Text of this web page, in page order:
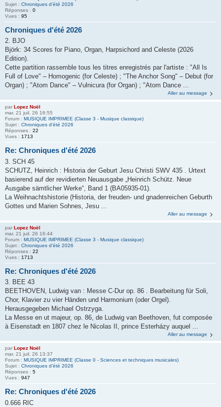
Sujet : Chroniques d'été 2026
Réponses : 0
Vues : 95
Chroniques d'été 2026
2. BJO
Björk: 34 Scores for Piano, Organ, Harpsichord and Celeste (2026
Edition).
Cette partition rassemble tous les titres enregistrés par l'artiste : "All Is
Full of Love" – Homogenic (for Celeste) ; "The Anchor Song" – Debut (for
Organ) ; "Atom Dance" – Vulnicura (for Organ) ; "Atom Dance ...
Aller au message
par Lopez Noël
mar. 21 juil. 26 16:55
Forum : MUSIQUE IMPRIMEE (Classe 3 - Musique classique)
Sujet : Chroniques d'été 2026
Réponses : 22
Vues : 1713
Re: Chroniques d'été 2026
3. SCH 45
SCHUTZ, Heinrich : Historia der Geburt Jesu Christi SWV 435 . Urtext
basierend auf der revidierten Neuausgabe „Heinrich Schütz. Neue
Ausgabe sämtlicher Werke“, Band 1 (BA05935-01).
La Weihnachtshistorie (Historia, der freuden- und gnadenreichen Geburth
Gottes und Marien Sohnes, Jesu ...
Aller au message
par Lopez Noël
mar. 21 juil. 26 16:44
Forum : MUSIQUE IMPRIMEE (Classe 3 - Musique classique)
Sujet : Chroniques d'été 2026
Réponses : 22
Vues : 1713
Re: Chroniques d'été 2026
3. BEE 43
BEETHOVEN, Ludwig van : Messe C-Dur op. 86 . Bearbeitung für Soli,
Chor, Klavier zu vier Händen und Harmonium (oder Orgel).
Herausgegeben Michael Ostrzyga.
La Messe en ut majeur, op. 86, de Ludwig van Beethoven, fut composée
à Eisenstadt en 1807 chez le Nicolas II, prince Esterházy auquel ...
Aller au message
par Lopez Noël
mar. 21 juil. 26 13:37
Forum : MUSIQUE IMPRIMEE (Classe 0 - Sciences et techniques musicales)
Sujet : Chroniques d'été 2026
Réponses : 5
Vues : 947
Re: Chroniques d'été 2026
0.666 RIC